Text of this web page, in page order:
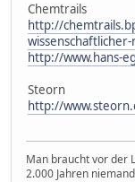
Chemtrails
http://
http://www.hans-
Steorn
http://
Man braucht vor der
2.000 Jahren